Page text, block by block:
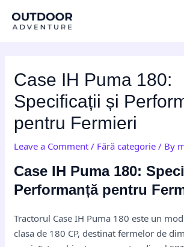
Case IH Puma 180:
Specificații și
pentru Fermieri
Leave a Comment / Fără categorie / By
Case IH Puma 180:
Performanță pentru
Tractorul Case IH Puma 180 este un
clasa de 180 CP, destinat fermelor de
navigation